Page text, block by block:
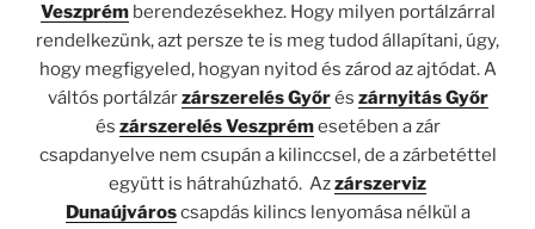
Veszprémberendezésekhez. Hogy milyen portálzárral
rendelkezünk, azt persze te is meg tudod állapítani, úgy,
hogy megfigyeled, hogyan nyitod és zárod az ajtódat. A
váltós portálzárzárszerelés Győrés zárnyitás Győr
és zárszerelés Veszprémesetében a zár
csapdanyelve nem csupán a kilinccsel, de a zárbetéttel
együtt is hátrahúzható. Azzárszerviz
Dunaújvároscsapdás kilincs lenyomása nélkül a